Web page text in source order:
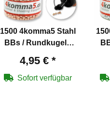
1500 4komma5 Stahl
BBs / Rundkugeln
verkupfert für Co2-
Waffen
4,95 € *
Sofort verfügbar